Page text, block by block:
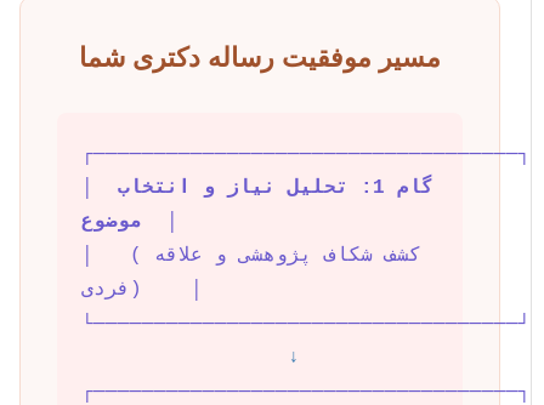
مسیر موفقیت رساله دکتری شما
┌───────────────────────────────────┐
گام 1: تحلیل نیاز و انتخاب
موضوع
│   (کشف شکاف پژوهشی و علاقه
└───────────────────────────────────┘
┌───────────────────────────────────┐